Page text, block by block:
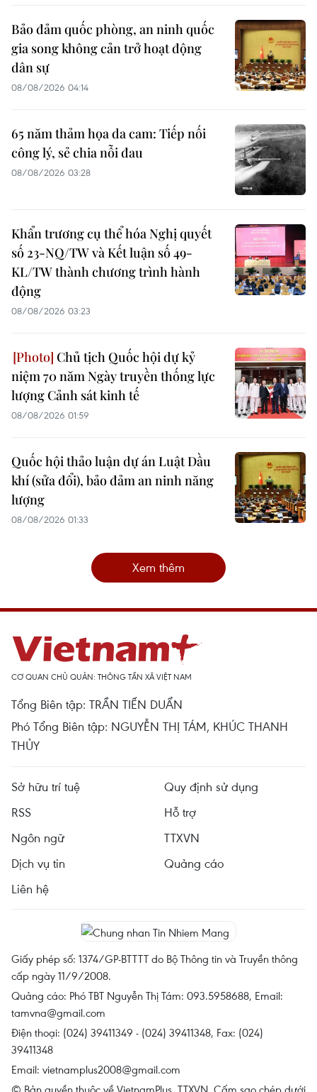
Bảo đảm quốc phòng, an ninh quốc
gia song không cản trở hoạt động
dân sự
08/08/2026 04:14
65 năm thảm họa da cam: Tiếp nối
công lý, sẻ chia nỗi đau
08/08/2026 03:28
Khẩn trương cụ thể hóa Nghị quyết
số 23-NQ/TW và Kết luận số 49-
KL/TW thành chương trình hành
động
08/08/2026 03:23
Chủ tịch Quốc hội dự kỷ
niệm 70 năm Ngày truyền thống lực
lượng Cảnh sát kinh tế
08/08/2026 01:59
Quốc hội thảo luận dự án Luật Dầu
khí (sửa đổi), bảo đảm an ninh năng
lượng
08/08/2026 01:33
Xem thêm
CƠ QUAN CHỦ QUẢN: THÔNG TẤN XÃ VIỆT NAM
Tổng Biên tập: TRẦN TIẾN DUẨN
Phó Tổng Biên tập: NGUYỄN THỊ TÁM, KHÚC THANH
THỦY
Sở hữu trí tuệ
Quy định sử dụng
RSS
Hỗ trợ
Ngôn ngữ
TTXVN
Dịch vụ tin
Quảng cáo
Liên hệ
Giấy phép số: 1374/GP-BTTTT do Bộ Thông tin và Truyền thông
cấp ngày 11/9/2008.
Quảng cáo: Phó TBT Nguyễn Thị Tám: 093.5958688, Email:
tamvna@gmail.com
Điện thoại: (024) 39411349 - (024) 39411348, Fax: (024)
39411348
Email: vietnamplus2008@gmail.com
© Bản quyền thuộc về VietnamPlus, TTXVN. Cấm sao chép dưới